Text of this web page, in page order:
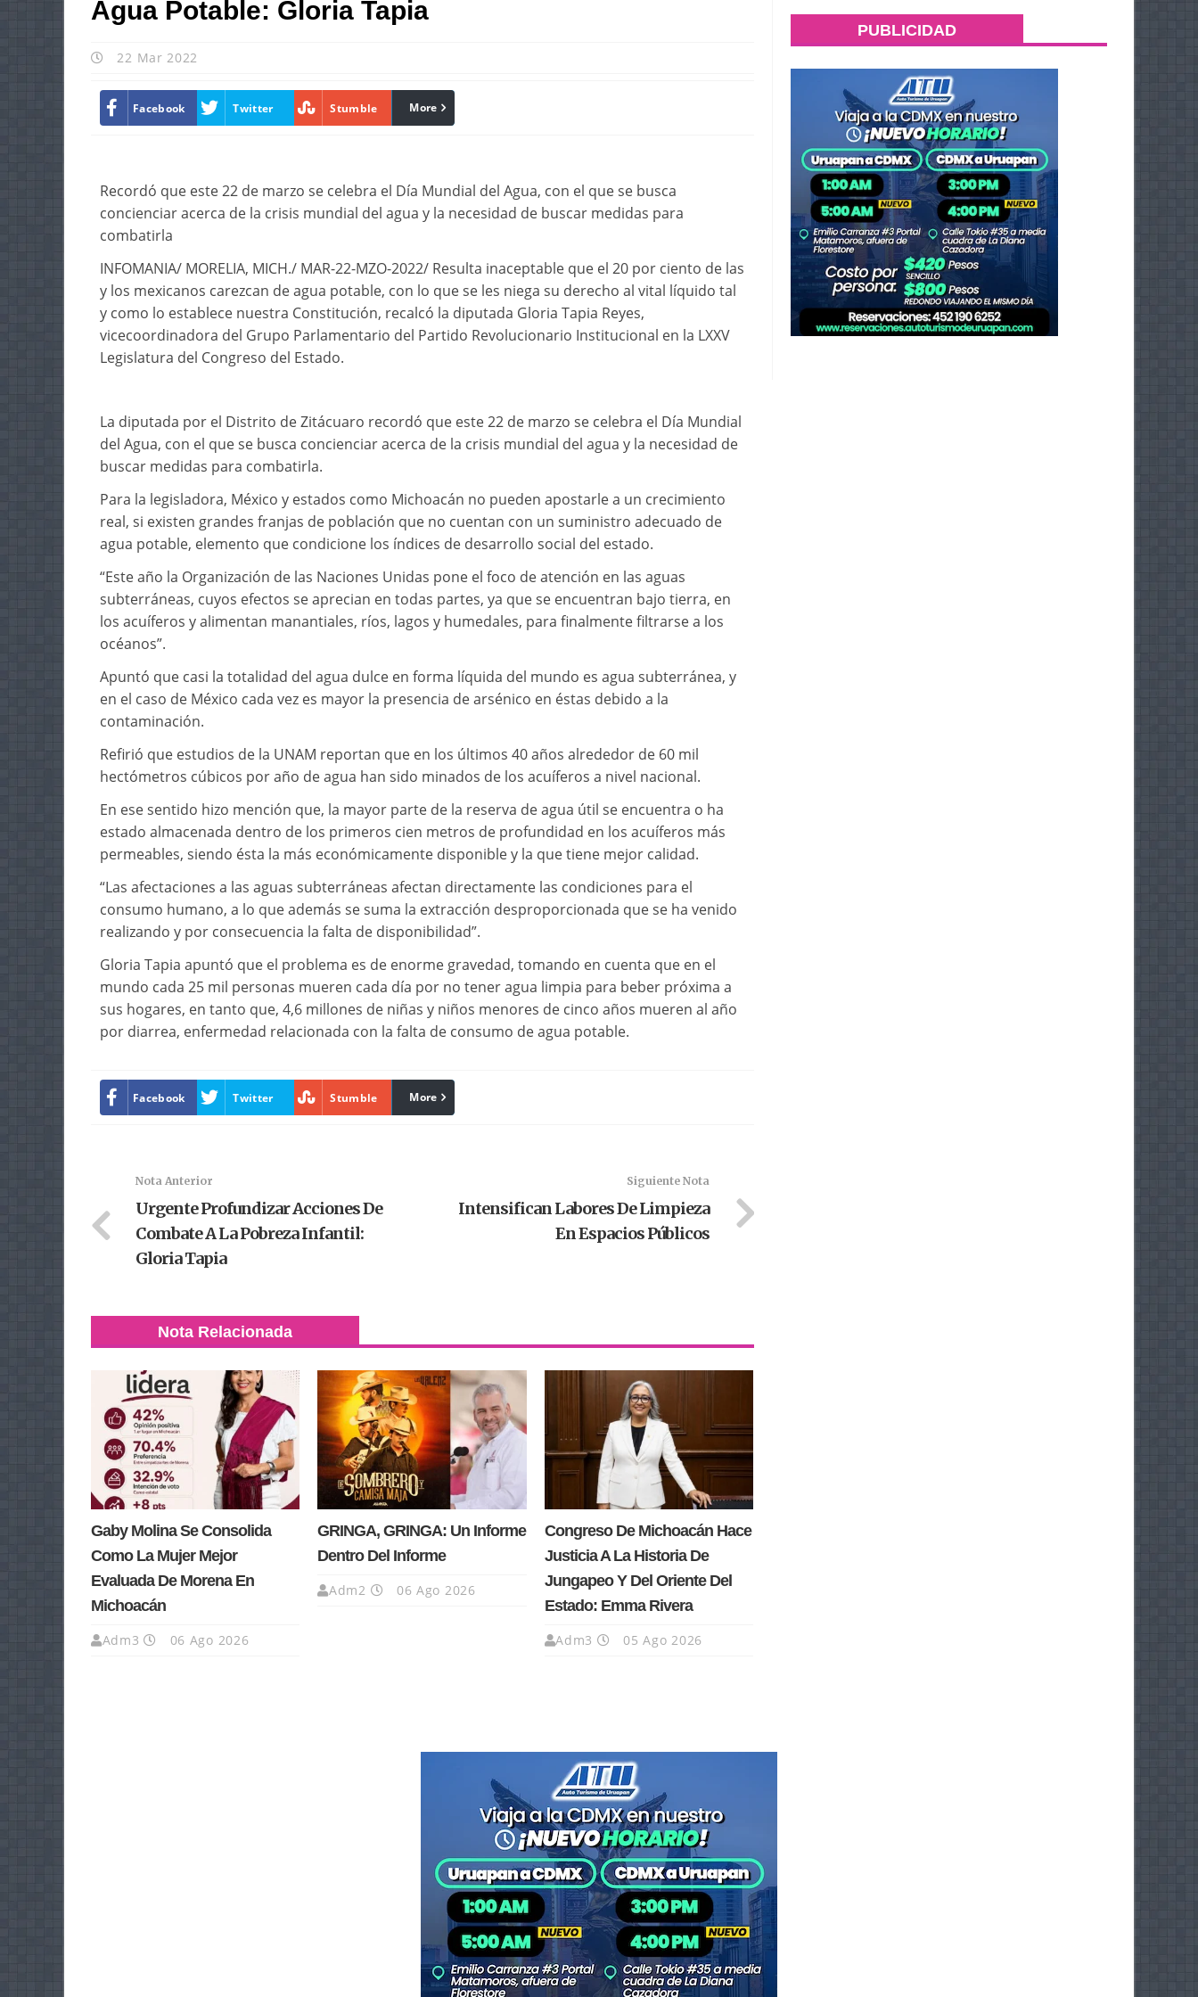
Agua Potable: Gloria Tapia
22 Mar 2022
Facebook Twitter Stumble linkedin
More
Recordó que este 22 de marzo se celebra el Día Mundial del Agua, con el que se busca
concienciar acerca de la crisis mundial del agua y la necesidad de buscar medidas para
combatirla
INFOMANIA/ MORELIA, MICH./ MAR-22-MZO-2022/ Resulta inaceptable que el 20 por ciento de las
y los mexicanos carezcan de agua potable, con lo que se les niega su derecho al vital líquido tal
y como lo establece nuestra Constitución, recalcó la diputada Gloria Tapia Reyes,
vicecoordinadora del Grupo Parlamentario del Partido Revolucionario Institucional en la LXXV
Legislatura del Congreso del Estado.
La diputada por el Distrito de Zitácuaro recordó que este 22 de marzo se celebra el Día Mundial
del Agua, con el que se busca concienciar acerca de la crisis mundial del agua y la necesidad de
buscar medidas para combatirla.
Para la legisladora, México y estados como Michoacán no pueden apostarle a un crecimiento
real, si existen grandes franjas de población que no cuentan con un suministro adecuado de
agua potable, elemento que condicione los índices de desarrollo social del estado.
“Este año la Organización de las Naciones Unidas pone el foco de atención en las aguas
subterráneas, cuyos efectos se aprecian en todas partes, ya que se encuentran bajo tierra, en
los acuíferos y alimentan manantiales, ríos, lagos y humedales, para finalmente filtrarse a los
océanos”.
Apuntó que casi la totalidad del agua dulce en forma líquida del mundo es agua subterránea, y
en el caso de México cada vez es mayor la presencia de arsénico en éstas debido a la
contaminación.
Refirió que estudios de la UNAM reportan que en los últimos 40 años alrededor de 60 mil
hectómetros cúbicos por año de agua han sido minados de los acuíferos a nivel nacional.
En ese sentido hizo mención que, la mayor parte de la reserva de agua útil se encuentra o ha
estado almacenada dentro de los primeros cien metros de profundidad en los acuíferos más
permeables, siendo ésta la más económicamente disponible y la que tiene mejor calidad.
“Las afectaciones a las aguas subterráneas afectan directamente las condiciones para el
consumo humano, a lo que además se suma la extracción desproporcionada que se ha venido
realizando y por consecuencia la falta de disponibilidad”.
Gloria Tapia apuntó que el problema es de enorme gravedad, tomando en cuenta que en el
mundo cada 25 mil personas mueren cada día por no tener agua limpia para beber próxima a
sus hogares, en tanto que, 4,6 millones de niñas y niños menores de cinco años mueren al año
por diarrea, enfermedad relacionada con la falta de consumo de agua potable.
Facebook Twitter Stumble linkedin
More
Nota Anterior
Urgente Profundizar Acciones De
Combate A La Pobreza Infantil:
Gloria Tapia
Siguiente Nota
Intensifican Labores De Limpieza
En Espacios Públicos
Nota Relacionada
Gaby Molina Se Consolida
Como La Mujer Mejor
Evaluada De Morena En
Michoacán
Adm3 06 Ago 2026
GRINGA, GRINGA: Un Informe
Dentro Del Informe
Adm2 06 Ago 2026
Congreso De Michoacán Hace
Justicia A La Historia De
Jungapeo Y Del Oriente Del
Estado: Emma Rivera
Adm3 05 Ago 2026
PUBLICIDAD